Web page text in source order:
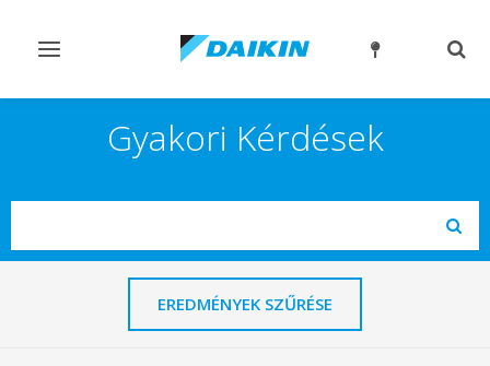
Navigáció
Gyakori Kérdések
EREDMÉNYEK SZŰRÉSE